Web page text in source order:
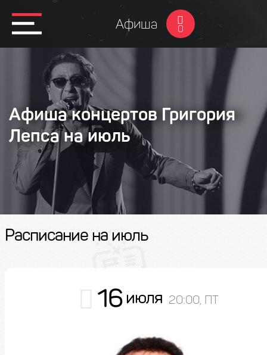
Афиша 0
Афиша концертов Григория
Лепса на июль
Расписание на июль
16 июля 20:00, ПТ